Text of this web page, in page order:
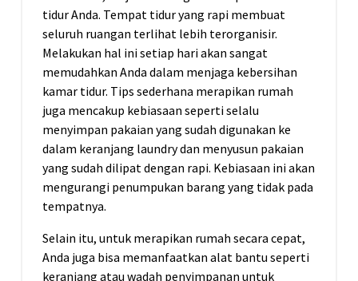
tidur Anda. Tempat tidur yang rapi membuat
seluruh ruangan terlihat lebih terorganisir.
Melakukan hal ini setiap hari akan sangat
memudahkan Anda dalam menjaga kebersihan
kamar tidur. Tips sederhana merapikan rumah
juga mencakup kebiasaan seperti selalu
menyimpan pakaian yang sudah digunakan ke
dalam keranjang laundry dan menyusun pakaian
yang sudah dilipat dengan rapi. Kebiasaan ini akan
mengurangi penumpukan barang yang tidak pada
tempatnya.
Selain itu, untuk merapikan rumah secara cepat,
Anda juga bisa memanfaatkan alat bantu seperti
keranjang atau wadah penyimpanan untuk